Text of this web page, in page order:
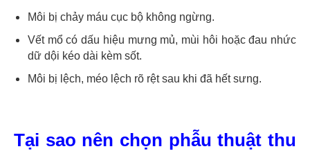
Môi bị chảy máu cục bộ không ngừng.
Vết mổ có dấu hiệu mưng mủ, mùi hôi hoặc đau nhức
dữ dội kéo dài kèm sốt.
Môi bị lệch, méo lệch rõ rệt sau khi đã hết sưng.
Tại sao nên chọn phẫu thuật thu